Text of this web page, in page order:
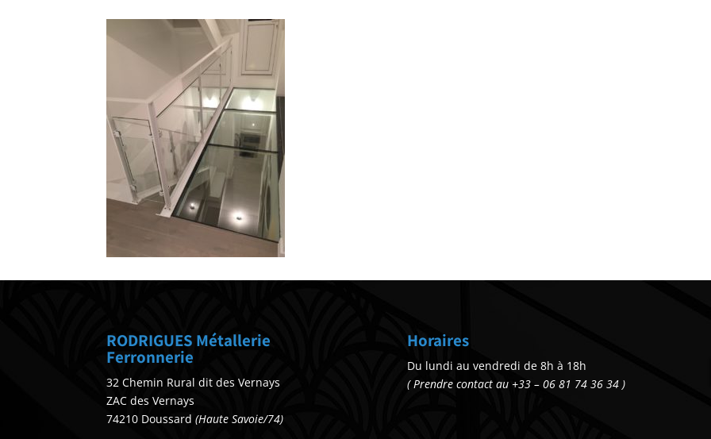
RODRIGUES Métallerie
Ferronnerie
32 Chemin Rural dit des Vernays
ZAC des Vernays
74210 Doussard(Haute Savoie/74)
Horaires
Du lundi au vendredi de 8h à 18h
( Prendre contact au +33 – 06 81 74 36 34 )